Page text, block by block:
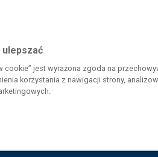
ziemnego i energii elektrycznej w 2023 r.”.
nazwą: „Pomoc dla sektorów
w 2022 r.”
jest wyrażona zgoda na
korzystania z nawigacji strony,